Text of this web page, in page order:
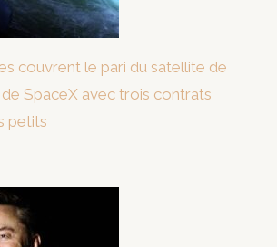
couvrent le pari du satellite de
SpaceX avec trois contrats
petits